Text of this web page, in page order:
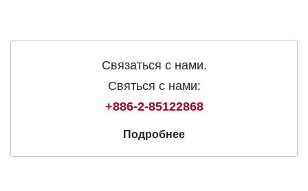
Связаться с нами.
Святься с нами:
+886-2-85122868
Подробнее